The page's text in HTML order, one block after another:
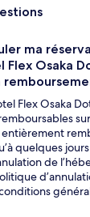
ma
Flex Osaka
Flex Osaka
quelques
de